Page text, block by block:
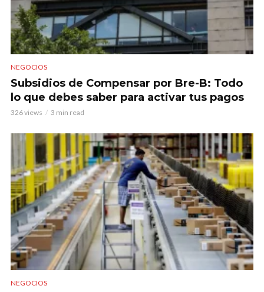
NEGOCIOS
Subsidios de Compensar por Bre-B: Todo
lo que debes saber para activar tus pagos
326 views 3 min read
NEGOCIOS